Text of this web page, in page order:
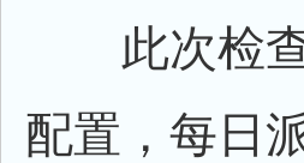
此次检查
配置，每日